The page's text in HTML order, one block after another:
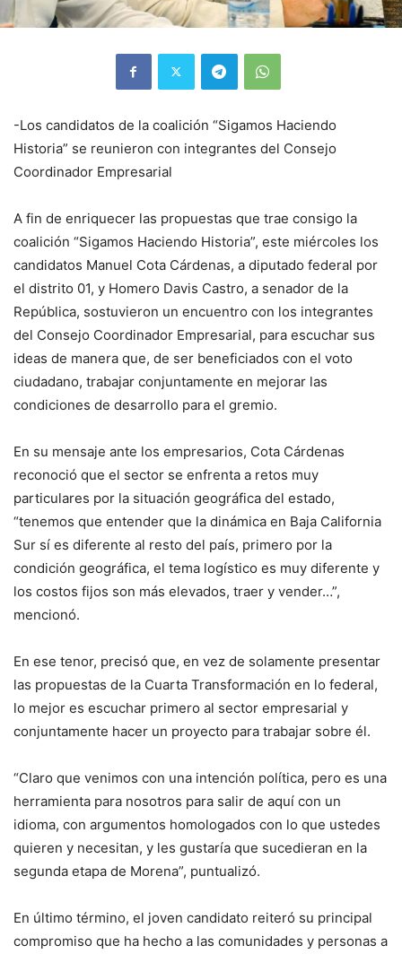
-Los candidatos de la coalición “Sigamos Haciendo
Historia” se reunieron con integrantes del Consejo
Coordinador Empresarial
A fin de enriquecer las propuestas que trae consigo la
coalición “Sigamos Haciendo Historia”, este miércoles los
candidatos Manuel Cota Cárdenas, a diputado federal por
el distrito 01, y Homero Davis Castro, a senador de la
República, sostuvieron un encuentro con los integrantes
del Consejo Coordinador Empresarial, para escuchar sus
ideas de manera que, de ser beneficiados con el voto
ciudadano, trabajar conjuntamente en mejorar las
condiciones de desarrollo para el gremio.
En su mensaje ante los empresarios, Cota Cárdenas
reconoció que el sector se enfrenta a retos muy
particulares por la situación geográfica del estado,
“tenemos que entender que la dinámica en Baja California
Sur sí es diferente al resto del país, primero por la
condición geográfica, el tema logístico es muy diferente y
los costos fijos son más elevados, traer y vender…”,
mencionó.
En ese tenor, precisó que, en vez de solamente presentar
las propuestas de la Cuarta Transformación en lo federal,
lo mejor es escuchar primero al sector empresarial y
conjuntamente hacer un proyecto para trabajar sobre él.
“Claro que venimos con una intención política, pero es una
herramienta para nosotros para salir de aquí con un
idioma, con argumentos homologados con lo que ustedes
quieren y necesitan, y les gustaría que sucedieran en la
segunda etapa de Morena”, puntualizó.
En último término, el joven candidato reiteró su principal
compromiso que ha hecho a las comunidades y personas a